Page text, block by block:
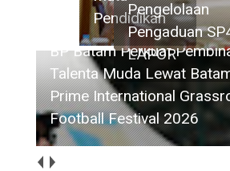
Pendidikan
LAPOR
BP Batam Perkuat
Talenta Muda Lewat
Prime International
Football Festival 2026